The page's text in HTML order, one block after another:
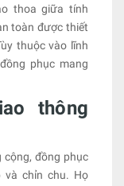
thoa giữa tính
toàn được thiết
thuộc vào lĩnh
phục mang
thông
cộng, đồng phục
và chỉn chu. Họ